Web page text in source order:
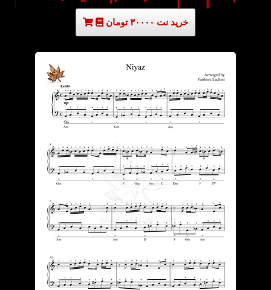
خرید نت ۳۰۰۰۰ تومان